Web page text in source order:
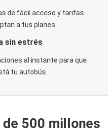
de fácil acceso y tarifas
a tus planes.
sin estrés
al instante para que
tu autobús.
de 500 millones